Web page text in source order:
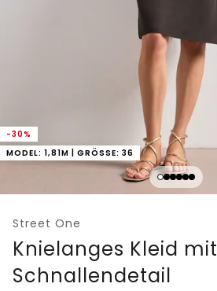
-30%
MODEL: 1,81M | GRÖSSE: 36
Street One
Knielanges Kleid mit
Schnallendetail